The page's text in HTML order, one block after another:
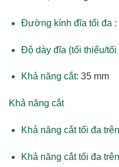
Đường kính đĩa tối đa :
Độ dày đĩa (tối thiểu/tối
Khả năng cắt: 35 mm
Khả năng cắt
Khả năng cắt tối đa
Khả năng cắt tối đa